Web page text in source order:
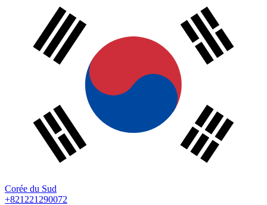
Corée du Sud
+821221290072